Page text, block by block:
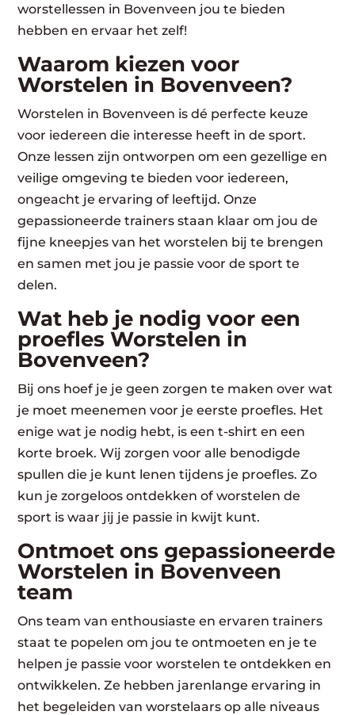
worstellessen in Bovenveen jou te bieden
hebben en ervaar het zelf!
Waarom kiezen voor
Worstelen in Bovenveen?
Worstelen in Bovenveen is dé perfecte keuze
voor iedereen die interesse heeft in de sport.
Onze lessen zijn ontworpen om een gezellige en
veilige omgeving te bieden voor iedereen,
ongeacht je ervaring of leeftijd. Onze
gepassioneerde trainers staan klaar om jou de
fijne kneepjes van het worstelen bij te brengen
en samen met jou je passie voor de sport te
delen.
Wat heb je nodig voor een
proefles Worstelen in
Bovenveen?
Bij ons hoef je je geen zorgen te maken over wat
je moet meenemen voor je eerste proefles. Het
enige wat je nodig hebt, is een t-shirt en een
korte broek. Wij zorgen voor alle benodigde
spullen die je kunt lenen tijdens je proefles. Zo
kun je zorgeloos ontdekken of worstelen de
sport is waar jij je passie in kwijt kunt.
Ontmoet ons gepassioneerde
Worstelen in Bovenveen
team
Ons team van enthousiaste en ervaren trainers
staat te popelen om jou te ontmoeten en je te
helpen je passie voor worstelen te ontdekken en
ontwikkelen. Ze hebben jarenlange ervaring in
het begeleiden van worstelaars op alle niveaus